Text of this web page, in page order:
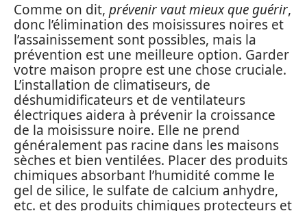
Comme on dit, prévenir vaut mieux que guérir,
donc l’élimination des moisissures noires et
l’assainissement sont possibles, mais la
prévention est une meilleure option. Garder
votre maison propre est une chose cruciale.
L’installation de climatiseurs, de
déshumidificateurs et de ventilateurs
électriques aidera à prévenir la croissance
de la moisissure noire. Elle ne prend
généralement pas racine dans les maisons
sèches et bien ventilées. Placer des produits
chimiques absorbant l’humidité comme le
gel de silice, le sulfate de calcium anhydre,
etc. et des produits chimiques protecteurs et